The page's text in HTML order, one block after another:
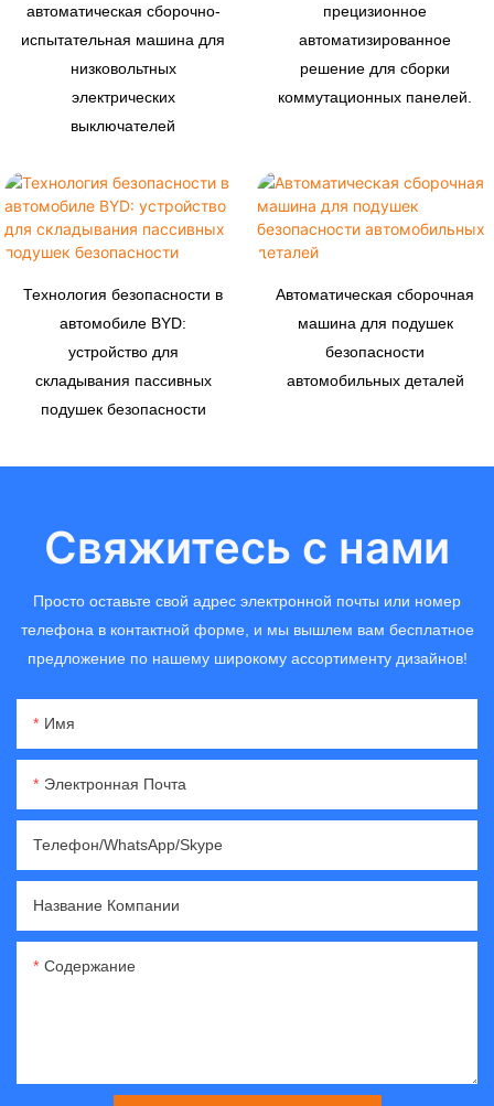
автоматическая сборочно-
испытательная машина для
низковольтных
электрических
выключателей
прецизионное
автоматизированное
решение для сборки
коммутационных панелей.
Технология безопасности в
автомобиле BYD:
устройство для
складывания пассивных
подушек безопасности
Автоматическая сборочная
машина для подушек
безопасности
автомобильных деталей
Свяжитесь с нами
Просто оставьте свой адрес электронной почты или номер
телефона в контактной форме, и мы вышлем вам бесплатное
предложение по нашему широкому ассортименту дизайнов!
Имя
Электронная Почта
Телефон/WhatsApp/Skype
Название Компании
Содержание